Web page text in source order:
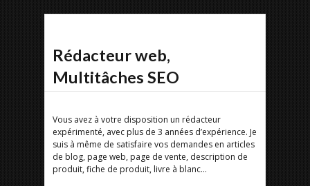
Rédacteur web,
Multitâches SEO
Vous avez à votre disposition un rédacteur
expérimenté, avec plus de 3 années d’expérience. Je
suis à même de satisfaire vos demandes en articles
de blog, page web, page de vente, description de
produit, fiche de produit, livre à blanc…